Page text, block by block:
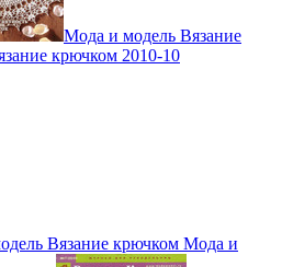
Мода и модель Вязание
крючком 2010-10
Вязание крючком Мода и